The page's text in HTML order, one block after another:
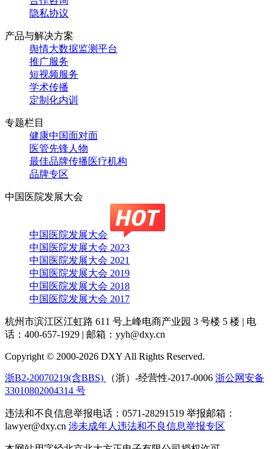
隐私协议
产品与解决方案
舆情大数据监测平台
推广服务
短视频服务
学术传播
定制化内训
专题栏目
健康中国面对面
医管先锋人物
最佳品牌传播医疗机构
品牌专区
中国医院发展大会
中国医院发展大会
中国医院发展大会 2023
中国医院发展大会 2021
中国医院发展大会 2019
中国医院发展大会 2018
中国医院发展大会 2017
杭州市滨江区江虹路 611 号上峰电商产业园 3 号楼 5 楼 | 电
话：400-657-1929 | 邮箱：yyh@dxy.cn
Copyright © 2000-2026 DXY All Rights Reserved.
浙B2-20070219(含BBS) （浙）-经营性-2017-0006 浙公网安备
33010802004314 号
违法和不良信息举报电话：0571-28291519 举报邮箱：
lawyer@dxy.cn 涉未成年人违法和不良信息举报专区